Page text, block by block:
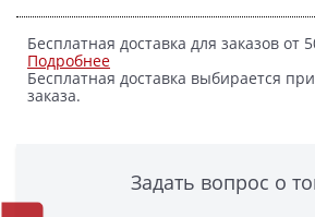
Бесплатная доставка для заказов от
Подробнее
Бесплатная доставка выбирается
заказа.
Задать вопрос о